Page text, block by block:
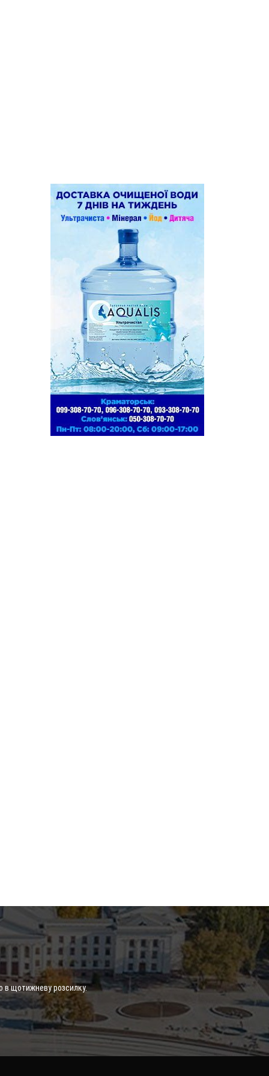
в щотижневу розсилку.